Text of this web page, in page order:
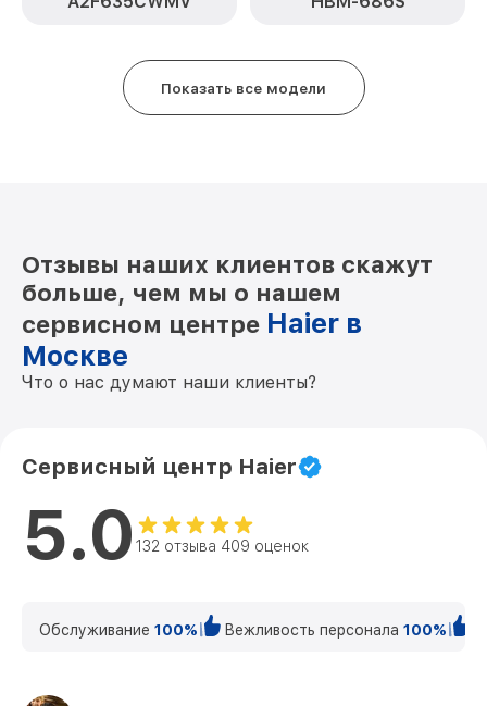
Показать все модели
Отзывы наших клиентов скажут
больше, чем мы о нашем
сервисном центре Haier в
Москве
Что о нас думают наши клиенты?
Сервисный центр Haier
5.0 132 отзыва 409 оценок
Обслуживание 100% Вежливость персонала 100%